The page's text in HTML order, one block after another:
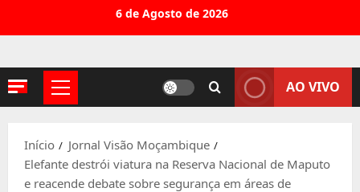
conteúdo
6 de Agosto de 2026
Menu
AO VIVO
Início
Jornal Visão Moçambique
Elefante destrói viatura na Reserva Nacional de Maputo
e reacende debate sobre segurança em áreas de